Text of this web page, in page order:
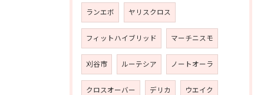
ランエボ ヤリスクロス
フィットハイブリッド マーチニスモ
刈谷市 ルーテシア ノートオーラ
クロスオーバー デリカ ウエイク